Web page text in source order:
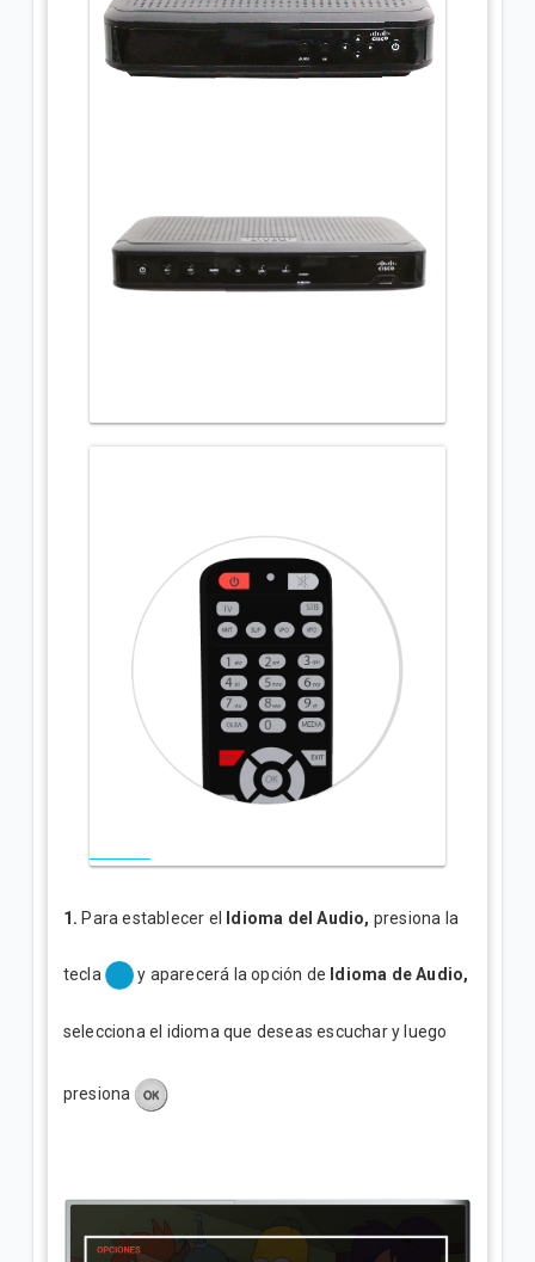
1. Para establecer el Idioma del Audio, presiona la
tecla y aparecerá la opción de Idioma de Audio,
selecciona el idioma que deseas escuchar y luego
presiona